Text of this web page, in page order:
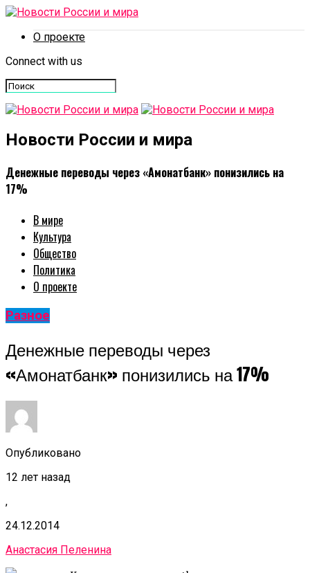
О проекте
Connect with us
Новости России и мира
Денежные переводы через «Амонатбанк» понизились на
17%
В мире
Культура
Общество
Политика
О проекте
Разное
Денежные переводы через
«Амонатбанк» понизились на 17%
Опубликовано
12 лет назад
,
24.12.2014
Анастасия Пеленина